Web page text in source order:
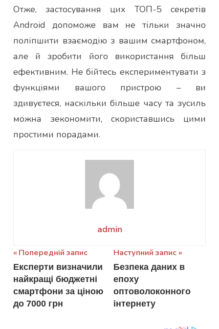
Отже, застосування цих ТОП-5 секретів
Android допоможе вам не тільки значно
поліпшити взаємодію з вашим смартфоном,
але й зробити його використання більш
ефективним. Не бійтесь експериментувати з
функціями вашого пристрою – ви
здивуєтеся, наскільки більше часу та зусиль
можна зекономити, скориставшись цими
простими порадами.
admin
Навігація
записів
Попередній запис
Експерти визначили
найкращі бюджетні
смартфони за ціною
до 7000 грн
Наступний запис
Безпека даних в
епоху
оптоволоконного
інтернету